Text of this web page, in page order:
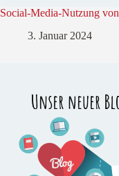
Social-Media-Nutzung
3. Januar 2024